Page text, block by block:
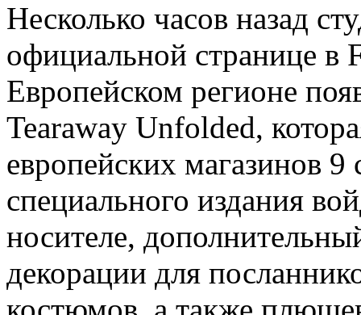
Несколько часов назад
официальной странице в
Европейском регионе
Tearaway Unfolded,
европейских магазинов 9
специального издания
носителе,
декорации для